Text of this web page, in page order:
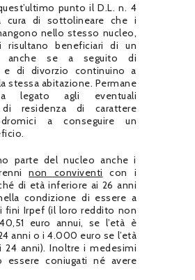
punto il D.L. n. 4
cura di sottolineare che i
nello stesso nucleo,
risultano beneficiari di un
anche se a seguito di
e di divorzio continuino a
stessa abitazione. Permane
legato agli eventuali
residenza di carattere
a conseguire un
parte del nucleo anche i
non conviventi con i
di età inferiore ai 26 anni
condizione di essere a
fini Irpef (il loro reddito non
euro annui, se l’età è
anni o i 4.000 euro se l’età
24 anni). Inoltre i medesimi
essere coniugati né avere